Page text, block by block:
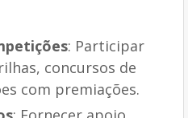
: Participar
concursos de
com premiações.